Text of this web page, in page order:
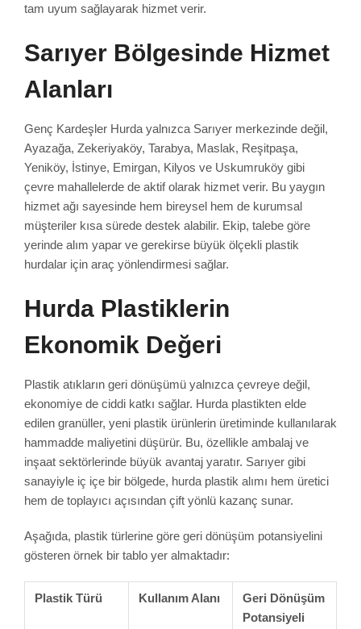
tam uyum sağlayarak hizmet verir.
Sarıyer Bölgesinde Hizmet
Alanları
Genç Kardeşler Hurda yalnızca Sarıyer merkezinde değil,
Ayazağa, Zekeriyaköy, Tarabya, Maslak, Reşitpaşa,
Yeniköy, İstinye, Emirgan, Kilyos ve Uskumruköy gibi
çevre mahallelerde de aktif olarak hizmet verir. Bu yaygın
hizmet ağı sayesinde hem bireysel hem de kurumsal
müşteriler kısa sürede destek alabilir. Ekip, talebe göre
yerinde alım yapar ve gerekirse büyük ölçekli plastik
hurdalar için araç yönlendirmesi sağlar.
Hurda Plastiklerin
Ekonomik Değeri
Plastik atıkların geri dönüşümü yalnızca çevreye değil,
ekonomiye de ciddi katkı sağlar. Hurda plastikten elde
edilen granüller, yeni plastik ürünlerin üretiminde kullanılarak
hammadde maliyetini düşürür. Bu, özellikle ambalaj ve
inşaat sektörlerinde büyük avantaj yaratır. Sarıyer gibi
sanayiyle iç içe bir bölgede, hurda plastik alımı hem üretici
hem de toplayıcı açısından çift yönlü kazanç sunar.
Aşağıda, plastik türlerine göre geri dönüşüm potansiyelini
gösteren örnek bir tablo yer almaktadır:
Plastik Türü Kullanım Alanı
Geri Dönüşüm
Potansiyeli